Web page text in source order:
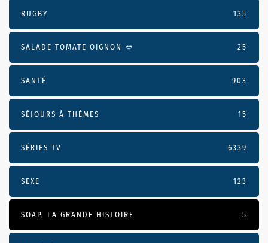
RUGBY 135
SALADE TOMATE OIGNON 🥙 25
SANTÉ 903
SÉJOURS À THÈMES 15
SÉRIES TV 6339
SEXE 123
SOAP, LA GRANDE HISTOIRE 5